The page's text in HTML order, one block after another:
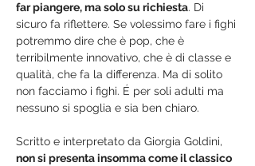
far piangere, ma solo su richiesta. Di
sicuro fa riflettere. Se volessimo fare i fighi
potremmo dire che è pop, che è
terribilmente innovativo, che è di classe e
qualità, che fa la differenza. Ma di solito
non facciamo i fighi. É per soli adulti ma
nessuno si spoglia e sia ben chiaro.
Scritto e interpretato da Giorgia Goldini,
non si presenta insomma come il classico